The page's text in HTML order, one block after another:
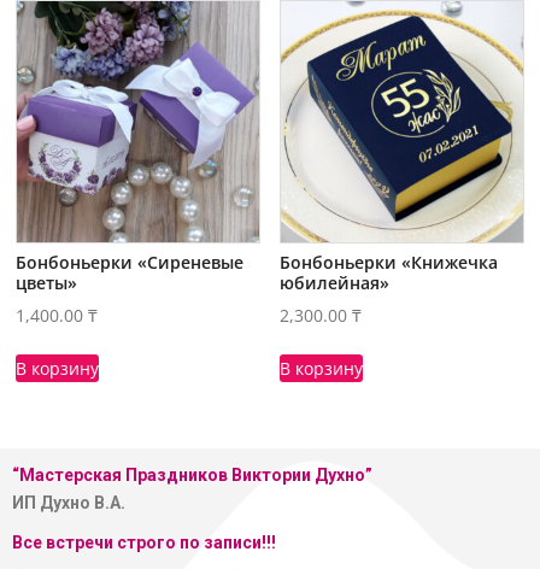
Бонбоньерки «Сиреневые
цветы»
1,400.00₸
В корзину
Бонбоньерки «Книжечка
юбилейная»
2,300.00₸
В корзину
“Мастерская Праздников Виктории Духно”
ИП Духно В.А.
Все встречи строго по записи!!!